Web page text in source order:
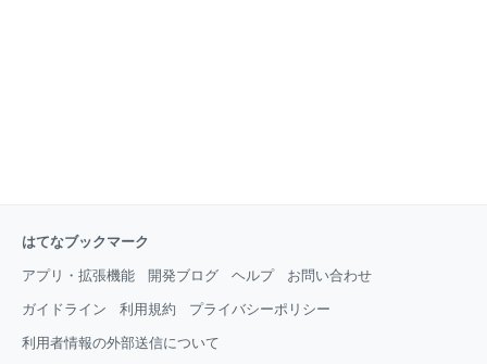
はてなブックマーク
アプリ・拡張機能 開発ブログ ヘルプ お問い合わせ
ガイドライン 利用規約 プライバシーポリシー
利用者情報の外部送信について